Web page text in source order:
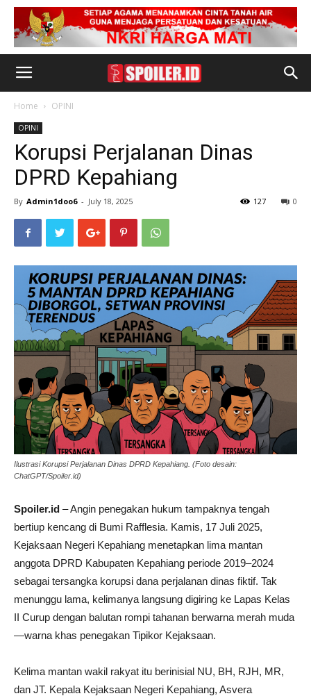
Home OPINI
OPINI
Korupsi Perjalanan Dinas
DPRD Kepahiang
By Admin1doo6 - July 18, 2025 0
127
Ilustrasi Korupsi Perjalanan Dinas DPRD Kepahiang. (Foto desain:
ChatGPT/Spoiler.id)
Spoiler.id – Angin penegakan hukum tampaknya tengah
bertiup kencang di Bumi Rafflesia. Kamis, 17 Juli 2025,
Kejaksaan Negeri Kepahiang menetapkan lima mantan
anggota DPRD Kabupaten Kepahiang periode 2019–2024
sebagai tersangka korupsi dana perjalanan dinas fiktif. Tak
menunggu lama, kelimanya langsung digiring ke Lapas Kelas
II Curup dengan balutan rompi tahanan berwarna merah muda
—warna khas penegakan Tipikor Kejaksaan.
Kelima mantan wakil rakyat itu berinisial NU, BH, RJH, MR,
dan JT. Kepala Kejaksaan Negeri Kepahiang, Asvera